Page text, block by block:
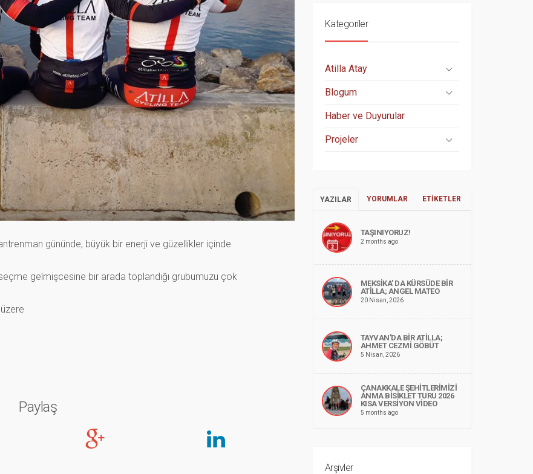
gününde, büyük bir enerji ve güzellikler içinde
gelmişcesine bir arada toplandığı grubumuzu çok
Paylaş
Kategoriler
Atilla Atay
Blogum
Haber ve Duyurular
Projeler
YAZILAR YORUMLAR ETIKETLER
TAŞINIYORUZ!
2 months ago
MEKSİKA’ DA KÜRSÜDE BİR
ATİLLA; ANGEL MATEO
20 Nisan, 2026
TAYVAN’DA BİR ATİLLA;
AHMET CEZMİ GÖBÜT
5 Nisan, 2026
ÇANAKKALE ŞEHİTLERİMİZİ
ANMA BİSİKLET TURU 2026
KISA VERSİYON VİDEO
5 months ago
Arşivler